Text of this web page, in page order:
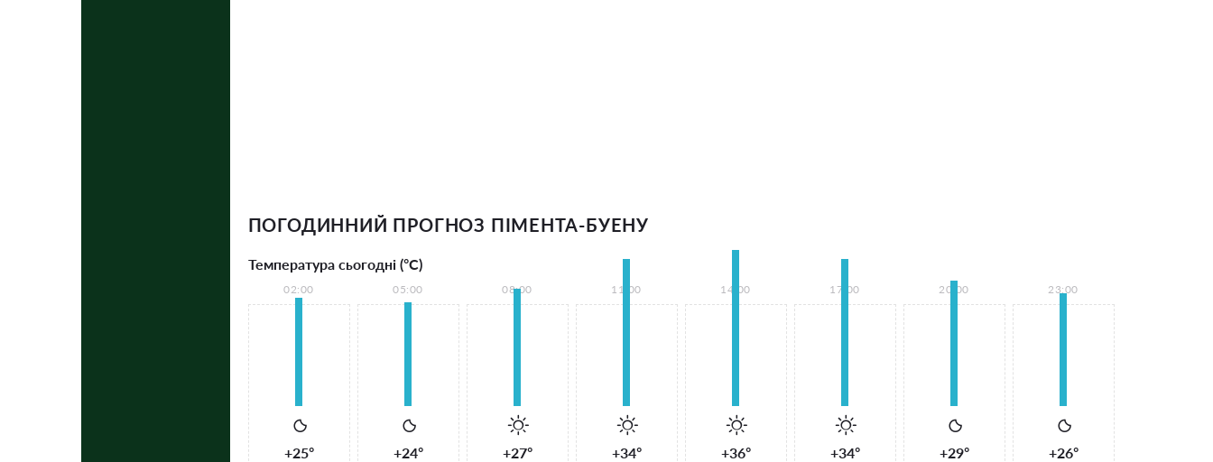
ПОГОДИННИЙ ПРОГНОЗ ПІМЕНТА-БУЕНУ
Температура сьогодні (°С)
02:00
+25°
05:00
+24°
08:00
+27°
11:00
+34°
14:00
+36°
17:00
+34°
20:00
+29°
23:00
+26°